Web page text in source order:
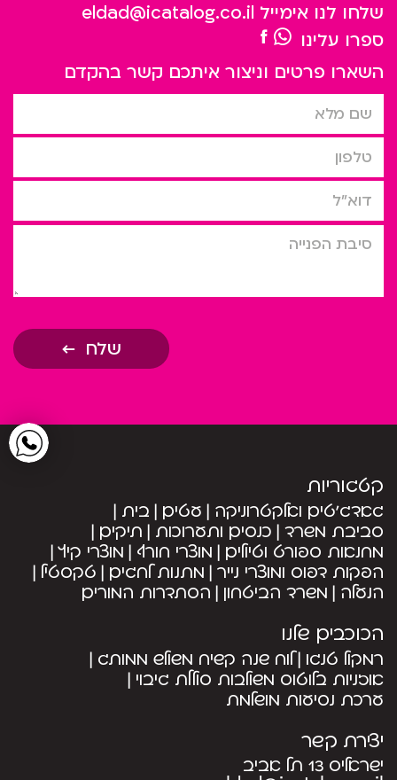
שלחו לנו אימייל eldad@icatalog.co.il
ספרו עלינו
השארו פרטים וניצור איתכם קשר בהקדם
שם מלא
טלפון
דוא”ל
סיבת הפניה
שלח
קטגוריות
גאדג’טים ואלקטרוניקה עטים בית
סביבת משרד כנסים ותערוכות תיקים
מחנאות ספורט וטיולים מוצרי חורף מוצרי קיץ
הפקות דפוס ומוצרי נייר מתנות לחגים טקסטיל
הנעלה משרד הביטחון הסתדרות המורים
הכוכבים שלנו
רמקול טנגו לוח שנה קשיח משולש ממותג
אוזניות בלוטוס משולבות סוללת גיבוי
ערכת נסיעות מושלמת
יצירת קשר
ישראליס 13 תל אביב